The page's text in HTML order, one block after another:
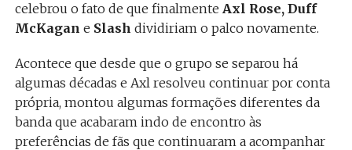
celebrou o fato de que finalmente Axl Rose, Duff
McKagan e Slash dividiriam o palco novamente.
Acontece que desde que o grupo se separou há
algumas décadas e Axl resolveu continuar por conta
própria, montou algumas formações diferentes da
banda que acabaram indo de encontro às
preferências de fãs que continuaram a acompanhar